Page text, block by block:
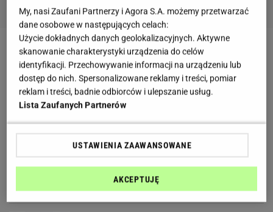
Quiz - o tych zawodach nawet nie słyszałeś.
Wiesz, kim był retman?
Żyłeś w PRL-u? Sprawdź w naszym quizie, czy
pamiętasz te programy
Geograficzny quiz wyłoni ekspertów. Tylko 30% z
was zdobywa komplet!
My, nasi Zaufani Partnerzy i Agora S.A. możemy przetwarzać
dane osobowe w następujących celach:
Użycie dokładnych danych geolokalizacyjnych. Aktywne
skanowanie charakterystyki urządzenia do celów
identyfikacji. Przechowywanie informacji na urządzeniu lub
dostęp do nich. Spersonalizowane reklamy i treści, pomiar
reklam i treści, badnie odbiorców i ulepszanie usług.
Lista Zaufanych Partnerów
USTAWIENIA ZAAWANSOWANE
AKCEPTUJĘ